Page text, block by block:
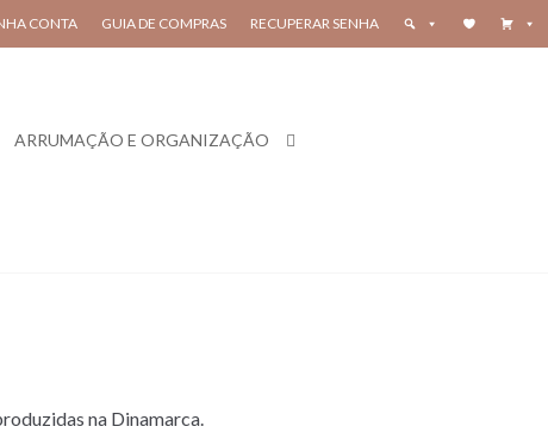
RECUPERAR SENHA
GUIA DE COMPRAS
CONTA
ARRUMAÇÃO E ORGANIZAÇÃO
na Dinamarca.